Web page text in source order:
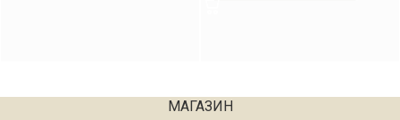
МАГАЗИН